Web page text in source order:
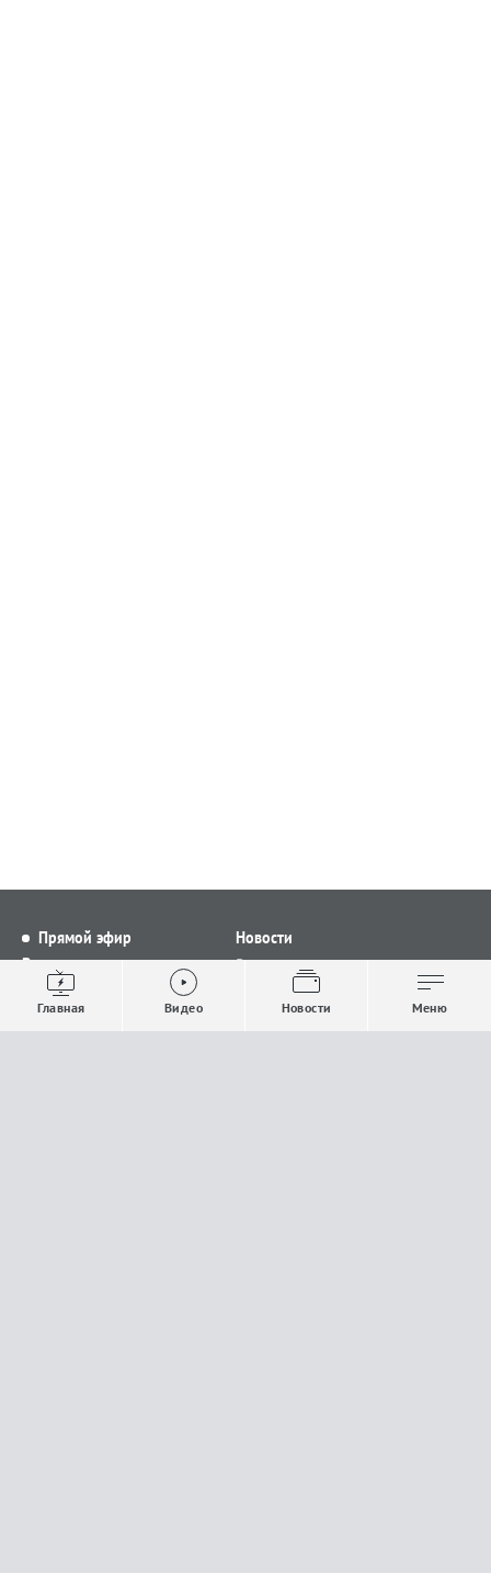
Прямой эфир
Видео
Выпуски новостей
Проекты
Новости
Все новости
Общество
Строительство и ЖКХ
Главная Видео Новости Меню